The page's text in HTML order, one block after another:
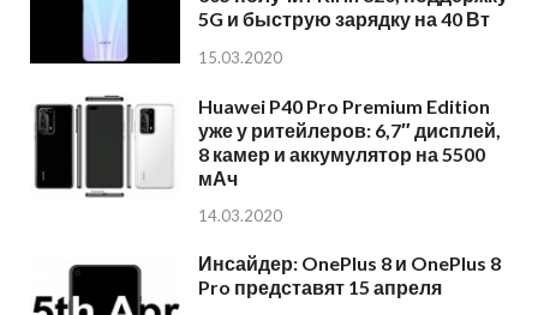
5G и быструю зарядку на 40 Вт
15.03.2020
Huawei P40 Pro Premium Edition
уже у ритейлеров: 6,7″ дисплей,
8 камер и аккумулятор на 5500
мАч
14.03.2020
Инсайдер: OnePlus 8 и OnePlus 8
Pro представят 15 апреля